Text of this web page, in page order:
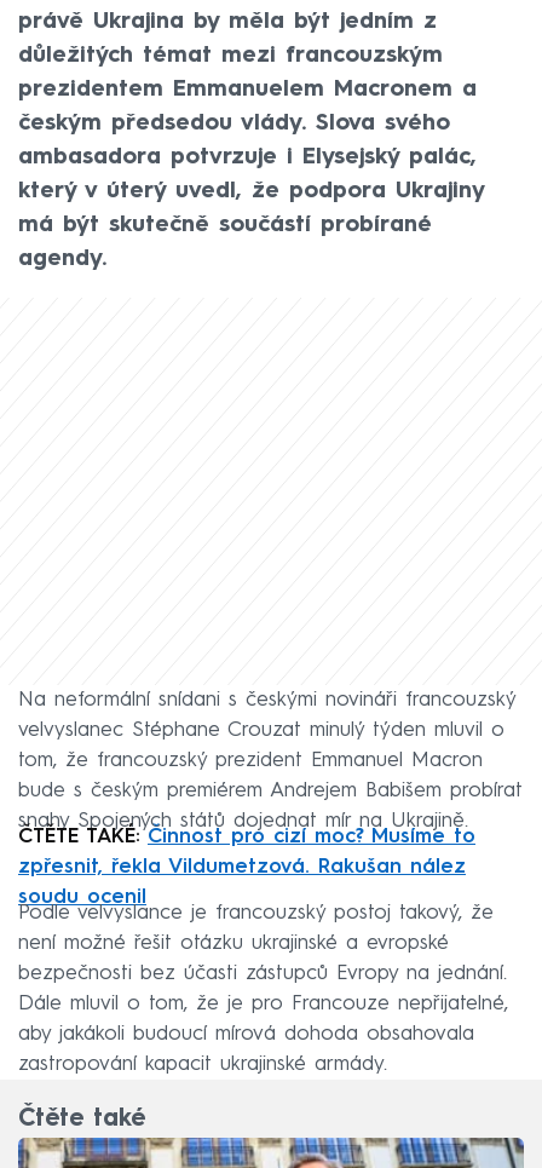
právě Ukrajina by měla být jedním z
důležitých témat mezi francouzským
prezidentem Emmanuelem Macronem a
českým předsedou vlády. Slova svého
ambasadora potvrzuje i Elysejský palác,
který v úterý uvedl, že podpora Ukrajiny
má být skutečně součástí probírané
agendy.
Na neformální snídani s českými novináři francouzský
velvyslanec Stéphane Crouzat minulý týden mluvil o
tom, že francouzský prezident Emmanuel Macron
bude s českým premiérem Andrejem Babišem probírat
snahy Spojených států dojednat mír na Ukrajině.
ČTĚTE TAKÉ:Činnost pro cizí moc? Musíme to
zpřesnit, řekla Vildumetzová. Rakušan nález
soudu ocenil
Podle velvyslance je francouzský postoj takový, že
není možné řešit otázku ukrajinské a evropské
bezpečnosti bez účasti zástupců Evropy na jednání.
Dále mluvil o tom, že je pro Francouze nepřijatelné,
aby jakákoli budoucí mírová dohoda obsahovala
zastropování kapacit ukrajinské armády.
Čtěte také